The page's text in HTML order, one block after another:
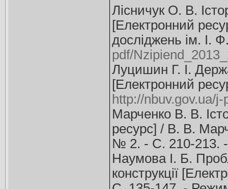
Лісничук О. В.
[Електронний
досліджень ім. І.
pdf/
Луцишин Г. І.
[Електронний
http://nbuv.gov.ua/
Марченко В. В.
ресурс] / В. В.
№ 2. - С. 210-213.
Наумова І. Б.
конструкції